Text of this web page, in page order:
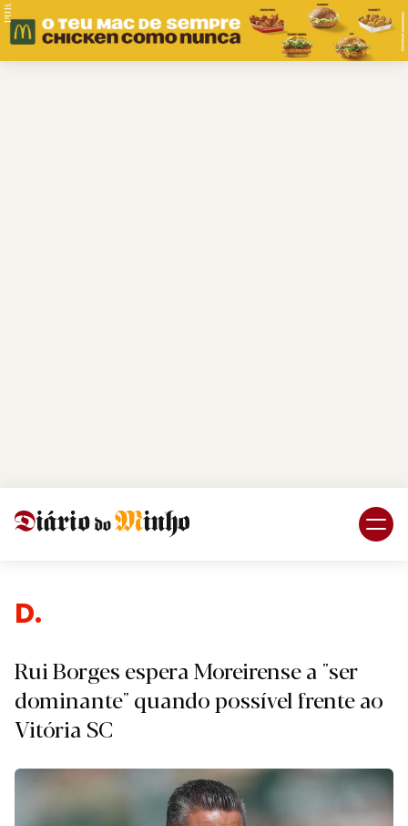
PUB.
Despor
Rui Borges espera Moreirense a "ser
dominante" quando possível frente ao
Vitória SC